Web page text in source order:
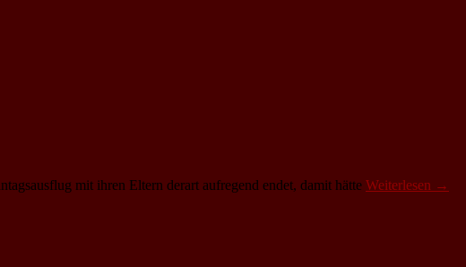
mit ihren Eltern derart aufregend endet, damit hätte Weiterlesen →